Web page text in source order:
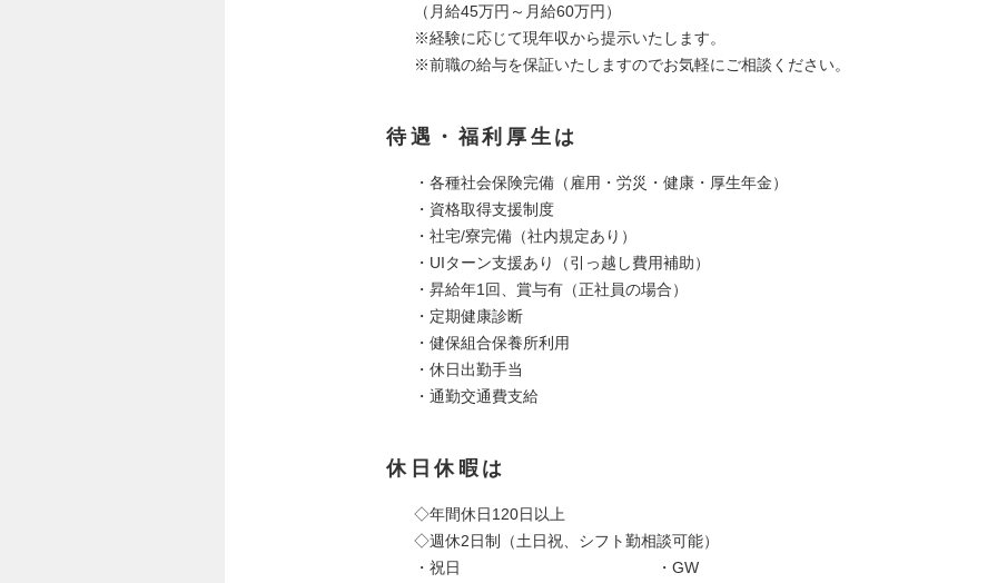
（月給45万円～月給60万円）
※経験に応じて現年収から提示いたします。
※前職の給与を保証いたしますのでお気軽にご相談ください。
待遇・福利厚生は
・各種社会保険完備（雇用・労災・健康・厚生年金）
・資格取得支援制度
・社宅/寮完備（社内規定あり）
・UIターン支援あり（引っ越し費用補助）
・昇給年1回、賞与有（正社員の場合）
・定期健康診断
・健保組合保養所利用
・休日出勤手当
・通勤交通費支給
休日休暇は
◇年間休日120日以上
◇週休2日制（土日祝、シフト勤相談可能）
・祝日 ・GW